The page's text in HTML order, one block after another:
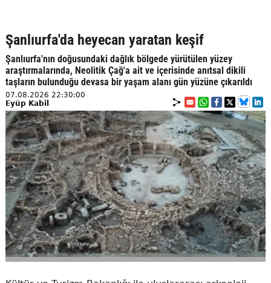
Şanlıurfa'da heyecan yaratan keşif
Şanlıurfa'nın doğusundaki dağlık bölgede yürütülen yüzey
araştırmalarında, Neolitik Çağ'a ait ve içerisinde anıtsal dikili
taşların bulunduğu devasa bir yaşam alanı gün yüzüne çıkarıldı
07.08.2026 22:30:00
Eyüp Kabil